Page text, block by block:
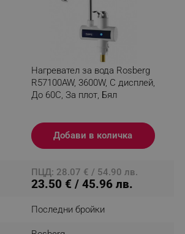
Нагревател за вода Rosberg
R57100AW, 3600W, С дисплей,
До 60C, За плот, Бял
Добави в количка
ПЦД: 28.07 € / 54.90 лв.
23.50 € / 45.96 лв.
Последни бройки